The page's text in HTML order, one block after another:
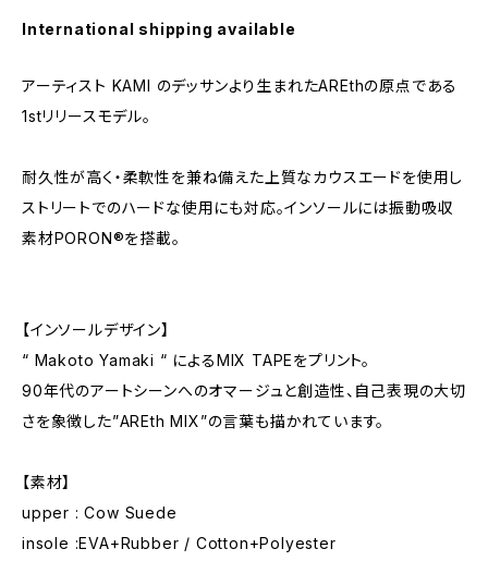
International shipping available
アーティスト KAMI のデッサンより生まれたAREthの原点である
1stリリースモデル。
耐久性が高く・柔軟性を兼ね備えた上質なカウスエードを使用し
ストリートでのハードな使用にも対応。インソールには振動吸収
素材PORON®を搭載。
【インソールデザイン】
“ Makoto Yamaki “ によるMIX TAPEをプリント。
90年代のアートシーンへのオマージュと創造性、自己表現の大切
さを象徴した”AREth MIX”の言葉も描かれています。
【素材】
upper : Cow Suede
insole :EVA+Rubber / Cotton+Polyester